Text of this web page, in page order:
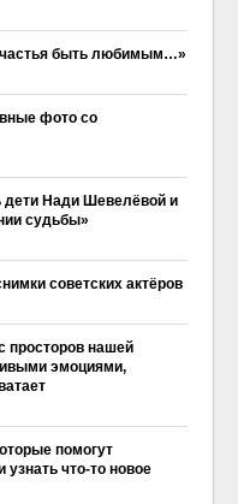
быть любимым…»
фото со
дети Нади Шевелёвой и
судьбы»
советских актёров
просторов нашей
эмоциями,
помогут
узнать что-то новое